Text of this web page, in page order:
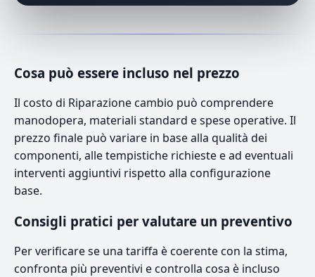
Cosa può essere incluso nel prezzo
Il costo di Riparazione cambio può comprendere
manodopera, materiali standard e spese operative. Il
prezzo finale può variare in base alla qualità dei
componenti, alle tempistiche richieste e ad eventuali
interventi aggiuntivi rispetto alla configurazione
base.
Consigli pratici per valutare un preventivo
Per verificare se una tariffa è coerente con la stima,
confronta più preventivi e controlla cosa è incluso